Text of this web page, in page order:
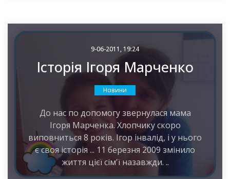
9-06-2011, 19:24
Історія Ігоря Марченко
Новини
До нас по допомогу звернулася мама
Ігоря Марченка. Хлопчику скоро
виповниться 8 років. Ігор інвалід, і у нього
є своя історія ... 11 березня 2009 змінило
життя цієї сім'ї назавжди. ..